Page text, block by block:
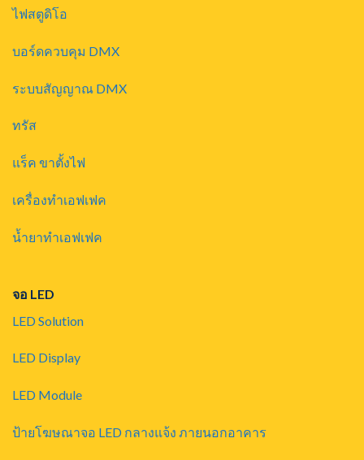
ไฟสตูดิโอ
บอร์ดควบคุม DMX
ระบบสัญญาณ DMX
ทรัส
แร็ค ขาตั้งไฟ
เครื่องทำเอฟเฟค
น้ำยาทำเอฟเฟค
จอ LED
LED Solution
LED Display
LED Module
ป้ายโฆษณาจอ LED กลางแจ้ง ภายนอกอาคาร